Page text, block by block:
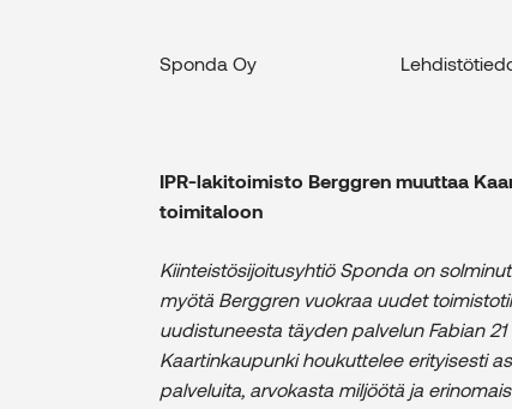
Sponda Oy
IPR-lakitoimisto Berggren muuttaa
toimitaloon
Kiinteistösijoitusyhtiö Sponda on
myötä Berggren vuokraa uudet
uudistuneesta täyden palvelun Fabian
Kaartinkaupunki houkuttelee erityisesti
palveluita, arvokasta miljöötä ja